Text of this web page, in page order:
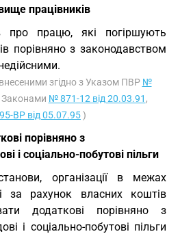
працівників
про працю, які погіршують
порівняно з законодавством
згідно з Указом ПВР №
Законами № 871-12 від 20.03.91 ,
ВР від 05.07.95)
порівняно з
і соціально-побутові пільги
організації в межах
за рахунок власних коштів
додаткові порівняно з
і соціально-побутові пільги